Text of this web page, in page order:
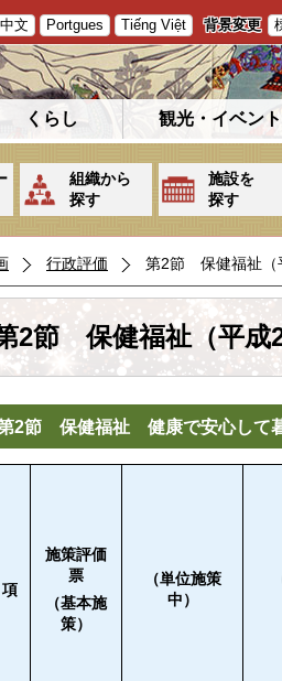
中文 Portgues Tiếng Việt 背景変更
くらし 観光・イベント
組織から
探す
施設を
探す
行政評価 第2節 保健福祉（
2節 保健福祉（平成
2節 保健福祉 健康で安心して
項
施策評価
票
（基本施
策）
（単位施策
中）